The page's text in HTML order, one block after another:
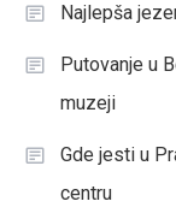
Najlepša
Putovanje u
muzeji
Gde jesti u
centru